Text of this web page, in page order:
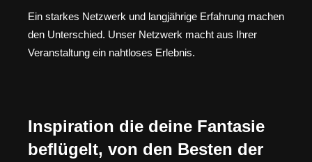
Ein starkes Netzwerk und langjährige Erfahrung machen
den Unterschied. Unser Netzwerk macht aus Ihrer
Veranstaltung ein nahtloses Erlebnis.
Inspiration die deine Fantasie
beflügelt, von den Besten der